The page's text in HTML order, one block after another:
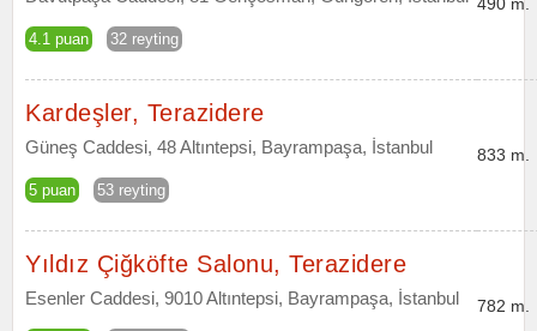
4.1 puan 32 reyting
Kardeşler, Terazidere
Güneş Caddesi, 48 Altıntepsi, Bayrampaşa, İstanbul
5 puan 53 reyting
833 m.
Yıldız Çiğköfte Salonu, Terazidere
Esenler Caddesi, 9010 Altıntepsi, Bayrampaşa, İstanbul 782 m.